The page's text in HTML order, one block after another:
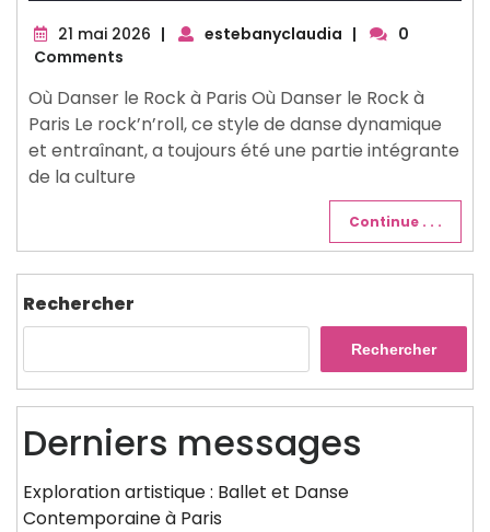
21 mai 2026 21| estebanyclaudia |
0
Comments
Où Danser le Rock à Paris Où Danser le Rock à
Paris Le rock’n’roll, ce style de danse dynamique
et entraînant, a toujours été une partie intégrante
de la culture
Continue . . .
Rechercher
Rechercher
Derniers messages
Exploration artistique : Ballet et Danse
Contemporaine à Paris